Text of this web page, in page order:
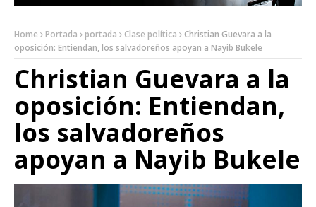
Home Portada portada Clase política
Christian Guevara a la
oposición: Entiendan, los salvadoreños apoyan a Nayib Bukele
Christian Guevara a la
oposición: Entiendan,
los salvadoreños
apoyan a Nayib Bukele